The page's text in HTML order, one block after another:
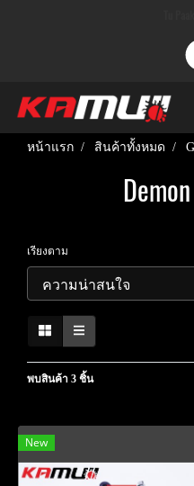
หน้าแรก สินค้าทั้งหมด
เรียงตาม
พบสินค้า 3 ชิ้น
New